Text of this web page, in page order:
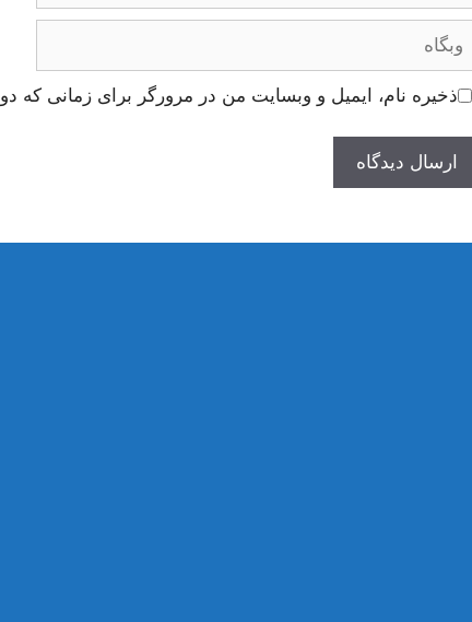
وبگاه
ذخیره نام، ایمیل و وبسایت من در مرورگر برای زمانی که